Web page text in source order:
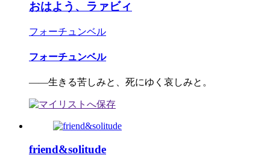
おはよう、ラァビィ
フォーチュンベル
フォーチュンベル
――生きる苦しみと、死にゆく哀しみと。
friend&solitude